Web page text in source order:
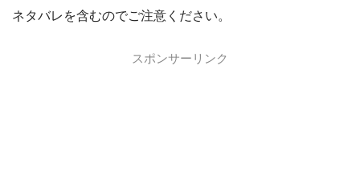
ネタバレを含むのでご注意ください。
スポンサーリンク